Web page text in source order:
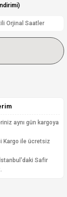
Orjinal Saatler
aynı gün kargoya
Kargo ile ücretsiz
İstanbul'daki Safir